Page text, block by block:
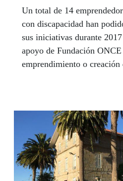
Un total de 14
con discapacidad han
sus iniciativas durante
apoyo de Fundación
emprendimiento o creación
filmación con drones, una
productos de cuero y
turístico.